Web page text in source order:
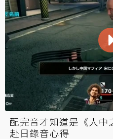
配完音才知道是《人中
赴日錄音心得